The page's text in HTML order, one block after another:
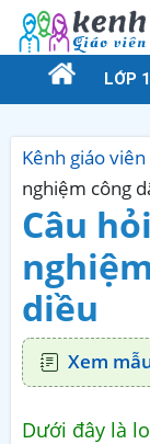
LỚP
Kênh giáo viên
nghiệm công
Câu
diều
Xem
Dưới đây là